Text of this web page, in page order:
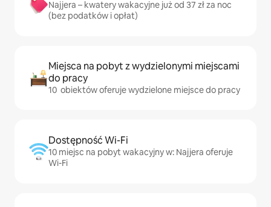
Najjera – kwatery wakacyjne już od 37 zł za noc
(bez podatków i opłat)
Miejsca na pobyt z wydzielonymi miejscami
do pracy
10 obiektów oferuje wydzielone miejsce do pracy
Dostępność Wi-Fi
10 miejsc na pobyt wakacyjny w: Najjera oferuje
Wi-Fi